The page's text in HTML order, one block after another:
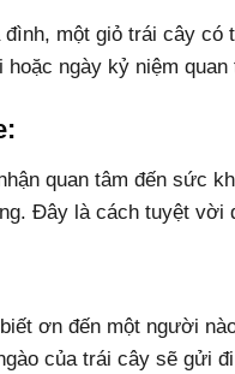
một giỏ trái cây
ngày kỷ niệm quan
quan tâm đến sức
Đây là cách tuyệt vời
ơn đến một người
của trái cây sẽ gửi